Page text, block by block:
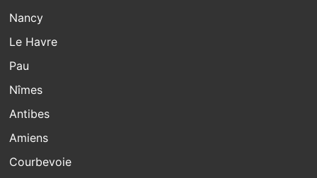
Nancy
Le Havre
Pau
Nîmes
Antibes
Amiens
Courbevoie